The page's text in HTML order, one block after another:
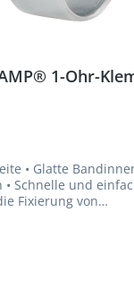
1-Ohr-
•
Fixierung von